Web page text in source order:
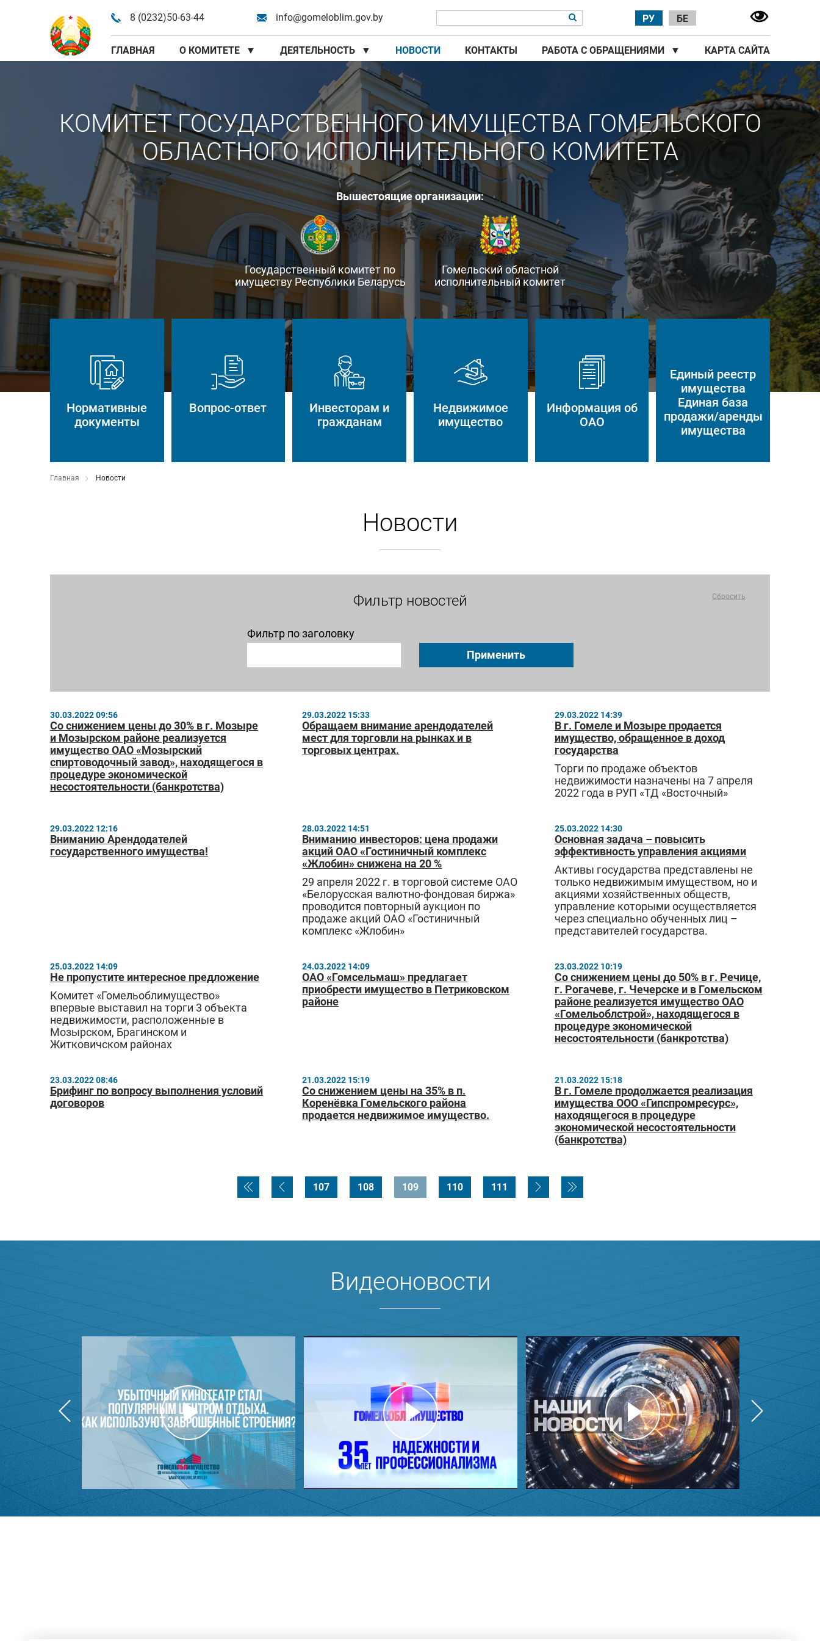
8 (0232)50-63-44 info@gomeloblim.gov.by РУ БЕ
ГЛАВНАЯ О КОМИТЕТЕ ▼ ДЕЯТЕЛЬНОСТЬ ▼ НОВОСТИ КОНТАКТЫ РАБОТА С ОБРАЩЕНИЯМИ ▼ КАРТА САЙТА
КОМИТЕТ ГОСУДАРСТВЕННОГО ИМУЩЕСТВА ГОМЕЛЬСКОГО
ОБЛАСТНОГО ИСПОЛНИТЕЛЬНОГО КОМИТЕТА
Вышестоящие организации:
Государственный комитет по
имуществу Республики Беларусь
Гомельский областной
исполнительный комитет
Нормативные
документы
Вопрос-ответ
Инвесторам и
гражданам
Недвижимое
имущество
Информация об
ОАО
Единый реестр
имущества
Единая база
продажи/аренды
имущества
Главная Новости
Новости
Сбросить
Фильтр новостей
Фильтр по заголовку
Применить
30.03.2022 09:56
Со снижением цены до 30% в г. Мозыре
и Мозырском районе реализуется
имущество ОАО «Мозырский
спиртоводочный завод», находящегося в
процедуре экономической
несостоятельности (банкротства)
29.03.2022 15:33
Обращаем внимание арендодателей
мест для торговли на рынках и в
торговых центрах.
29.03.2022 14:39
В г. Гомеле и Мозыре продается
имущество, обращенное в доход
государства
Торги по продаже объектов
недвижимости назначены на 7 апреля
2022 года в РУП «ТД «Восточный»
29.03.2022 12:16
Вниманию Арендодателей
государственного имущества!
28.03.2022 14:51
Вниманию инвесторов: цена продажи
акций ОАО «Гостиничный комплекс
«Жлобин» снижена на 20 %
29 апреля 2022 г. в торговой системе ОАО
«Белорусская валютно-фондовая биржа»
проводится повторный аукцион по
продаже акций ОАО «Гостиничный
комплекс «Жлобин»
25.03.2022 14:30
Основная задача – повысить
эффективность управления акциями
Активы государства представлены не
только недвижимым имуществом, но и
акциями хозяйственных обществ,
управление которыми осуществляется
через специально обученных лиц –
представителей государства.
25.03.2022 14:09
Не пропустите интересное предложение
Комитет «Гомельоблимущество»
впервые выставил на торги 3 объекта
недвижимости, расположенные в
Мозырском, Брагинском и
Житковичском районах
24.03.2022 14:09
ОАО «Гомсельмаш» предлагает
приобрести имущество в Петриковском
районе
23.03.2022 10:19
Со снижением цены до 50% в г. Речице,
г. Рогачеве, г. Чечерске и в Гомельском
районе реализуется имущество ОАО
«Гомельоблстрой», находящегося в
процедуре экономической
несостоятельности (банкротства)
23.03.2022 08:46
Брифинг по вопросу выполнения условий
договоров
21.03.2022 15:19
Со снижением цены на 35% в п.
Коренёвка Гомельского района
продается недвижимое имущество.
21.03.2022 15:18
В г. Гомеле продолжается реализация
имущества ООО «Гипспромресурс»,
находящегося в процедуре
экономической несостоятельности
(банкротства)
107 108 109 110 111
Видеоновости